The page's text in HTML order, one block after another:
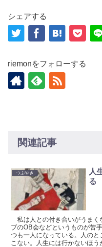
シェアする
riemonをフォローする
関連記事
つぶやき
人
る
私は人との付き合いがうまく
ブのOB会などというものが
つも一人になっている。人の
こない。人生には行かないほ